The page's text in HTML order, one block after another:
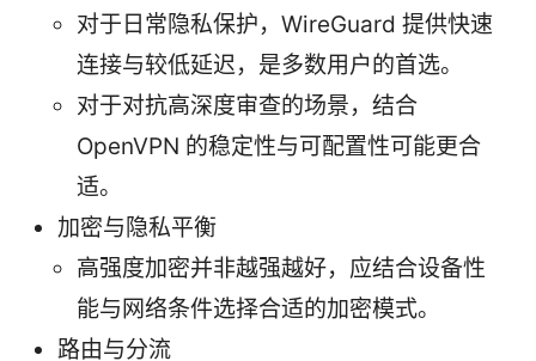
对于日常隐私保护，WireGuard 提供快速
连接与较低延迟，是多数用户的首选。
对于对抗高深度审查的场景，结合
OpenVPN 的稳定性与可配置性可能更合
适。
加密与隐私平衡
高强度加密并非越强越好，应结合设备性
能与网络条件选择合适的加密模式。
路由与分流